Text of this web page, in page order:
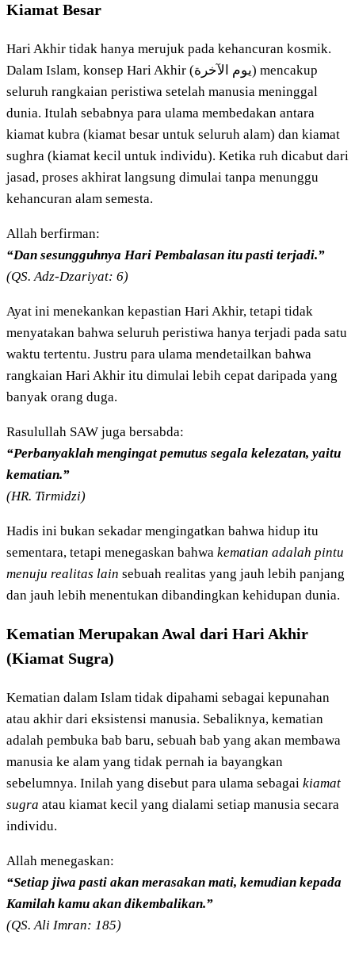
Kiamat Besar
Hari Akhir tidak hanya merujuk pada kehancuran kosmik.
Dalam Islam, konsep Hari Akhir (يوم الآخرة) mencakup
seluruh rangkaian peristiwa setelah manusia meninggal
dunia. Itulah sebabnya para ulama membedakan antara
kiamat kubra (kiamat besar untuk seluruh alam) dan kiamat
sughra (kiamat kecil untuk individu). Ketika ruh dicabut dari
jasad, proses akhirat langsung dimulai tanpa menunggu
kehancuran alam semesta.
Allah berfirman:
“Dan sesungguhnya Hari Pembalasan itu pasti terjadi.”
(QS. Adz-Dzariyat: 6)
Ayat ini menekankan kepastian Hari Akhir, tetapi tidak
menyatakan bahwa seluruh peristiwa hanya terjadi pada satu
waktu tertentu. Justru para ulama mendetailkan bahwa
rangkaian Hari Akhir itu dimulai lebih cepat daripada yang
banyak orang duga.
Rasulullah SAW juga bersabda:
“Perbanyaklah mengingat pemutus segala kelezatan, yaitu
kematian.”
(HR. Tirmidzi)
Hadis ini bukan sekadar mengingatkan bahwa hidup itu
sementara, tetapi menegaskan bahwa kematian adalah pintu
menuju realitas lain sebuah realitas yang jauh lebih panjang
dan jauh lebih menentukan dibandingkan kehidupan dunia.
Kematian Merupakan Awal dari Hari Akhir
(Kiamat Sugra)
Kematian dalam Islam tidak dipahami sebagai kepunahan
atau akhir dari eksistensi manusia. Sebaliknya, kematian
adalah pembuka bab baru, sebuah bab yang akan membawa
manusia ke alam yang tidak pernah ia bayangkan
sebelumnya. Inilah yang disebut para ulama sebagai kiamat
sugra atau kiamat kecil yang dialami setiap manusia secara
individu.
Allah menegaskan:
“Setiap jiwa pasti akan merasakan mati, kemudian kepada
Kamilah kamu akan dikembalikan.”
(QS. Ali Imran: 185)